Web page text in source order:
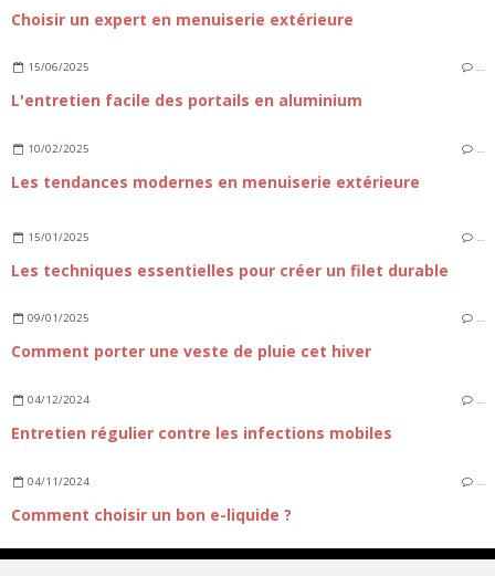
Choisir un expert en menuiserie extérieure
15/06/2025 …
L'entretien facile des portails en aluminium
10/02/2025 …
Les tendances modernes en menuiserie extérieure
15/01/2025 …
Les techniques essentielles pour créer un filet durable
09/01/2025 …
Comment porter une veste de pluie cet hiver
04/12/2024 …
Entretien régulier contre les infections mobiles
04/11/2024
Comment choisir un bon e-liquide ?